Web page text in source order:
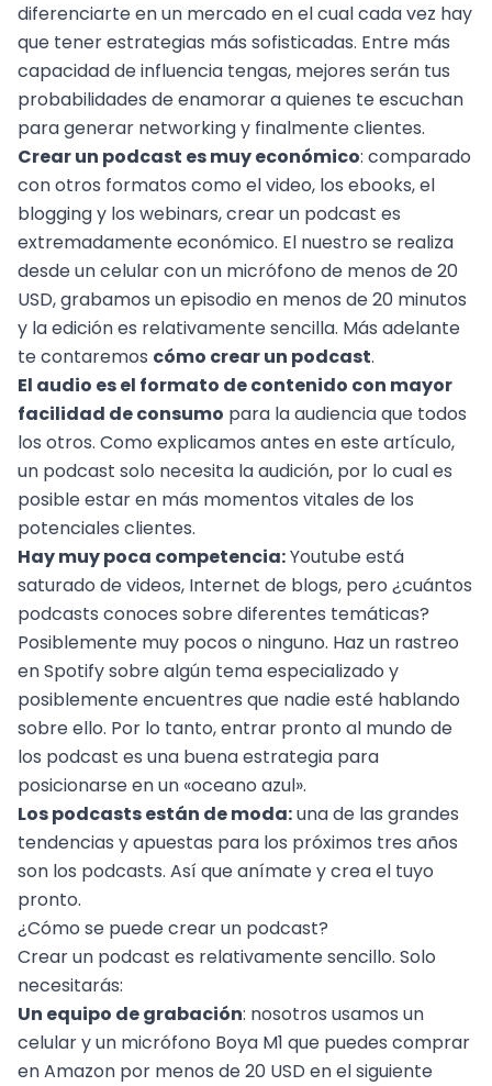
diferenciarte en un mercado en el cual cada vez hay
que tener estrategias más sofisticadas. Entre más
capacidad de influencia tengas, mejores serán tus
probabilidades de enamorar a quienes te escuchan
para generar networking y finalmente clientes.
Crear un podcast es muy económico: comparado
con otros formatos como el video, los ebooks, el
blogging y los webinars, crear un podcast es
extremadamente económico. El nuestro se realiza
desde un celular con un micrófono de menos de 20
USD, grabamos un episodio en menos de 20 minutos
y la edición es relativamente sencilla. Más adelante
te contaremos cómo crear un podcast.
El audio es el formato de contenido con mayor
facilidad de consumo para la audiencia que todos
los otros. Como explicamos antes en este artículo,
un podcast solo necesita la audición, por lo cual es
posible estar en más momentos vitales de los
potenciales clientes.
Hay muy poca competencia:Youtube está
saturado de videos, Internet de blogs, pero ¿cuántos
podcasts conoces sobre diferentes temáticas?
Posiblemente muy pocos o ninguno. Haz un rastreo
en Spotify sobre algún tema especializado y
posiblemente encuentres que nadie esté hablando
sobre ello. Por lo tanto, entrar pronto al mundo de
los podcast es una buena estrategia para
posicionarse en un «oceano azul».
Los podcasts están de moda:una de las grandes
tendencias y apuestas para los próximos tres años
son los podcasts. Así que anímate y crea el tuyo
pronto.
¿Cómo se puede crear un podcast?
Crear un podcast es relativamente sencillo. Solo
necesitarás:
Un equipo de grabación: nosotros usamos un
celular y un micrófono Boya M1 que puedes comprar
en Amazon por menos de 20 USD en el siguiente